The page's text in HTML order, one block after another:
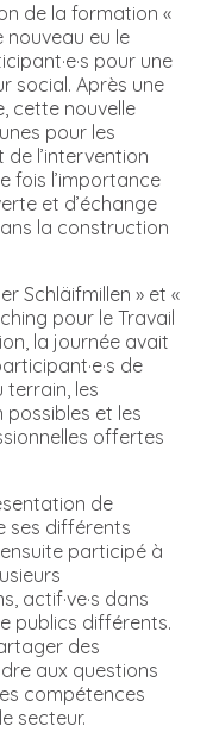
de la formation «
nouveau eu le
pour une
social. Après une
cette nouvelle
pour les
l’intervention
fois l’importance
et d’échange
la construction
Schläifmillen » et «
pour le Travail
la journée avait
de
terrain, les
et les
offertes
de
ses différents
participé à
actif·ve·s dans
publics différents.
des
aux questions
compétences
secteur.